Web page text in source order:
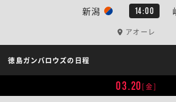
新潟 14:00
アオーレ
徳島ガンバロウズの日程
03.20[金]